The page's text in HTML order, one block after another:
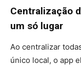
Centralização
um só lugar
Ao centralizar
único local, o app